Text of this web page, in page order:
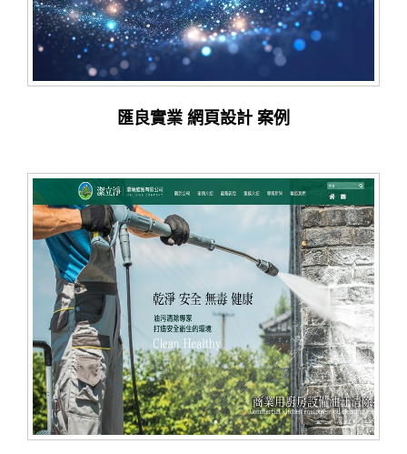
匯良實業 網頁設計 案例